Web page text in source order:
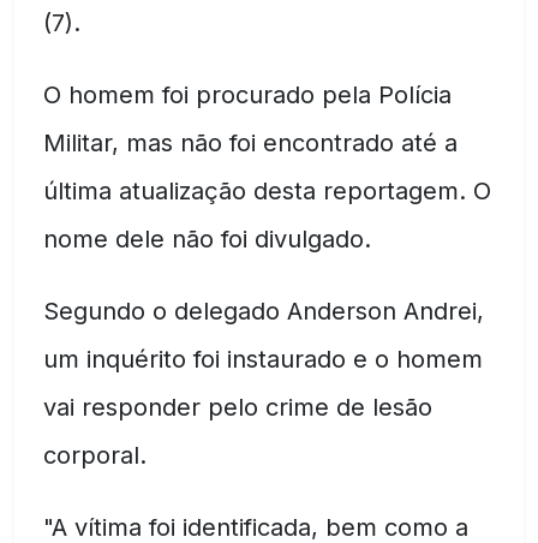
(7).
O homem foi procurado pela Polícia
Militar, mas não foi encontrado até a
última atualização desta reportagem. O
nome dele não foi divulgado.
Segundo o delegado Anderson Andrei,
um inquérito foi instaurado e o homem
vai responder pelo crime de lesão
corporal.
"A vítima foi identificada, bem como a